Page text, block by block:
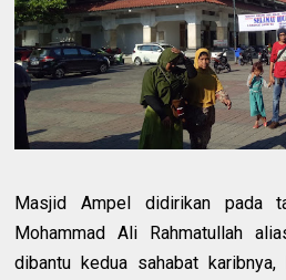
Masjid Ampel didirikan pada
Mohammad Ali Rahmatullah
dibantu kedua sahabat